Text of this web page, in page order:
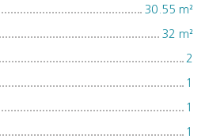
30.55 m²
32 m²
2
1
1
1